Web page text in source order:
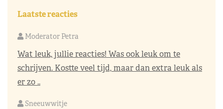
Laatste reacties
Moderator Petra
Wat leuk, jullie reacties! Was ook leuk om te
schrijven. Kostte veel tijd, maar dan extra leuk als
er zo ..
Sneeuwwitje